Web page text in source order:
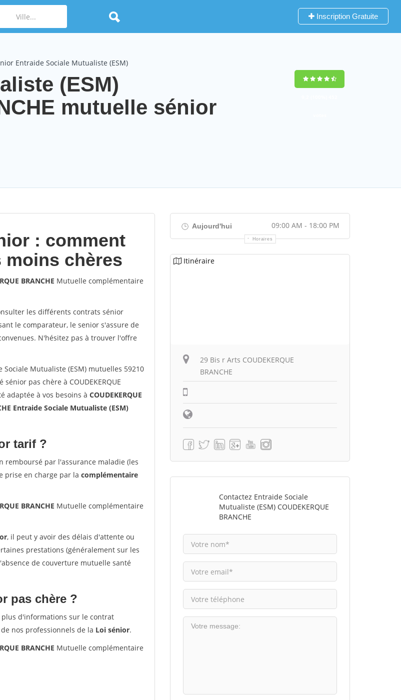
Inscription Gratuite
Entraide Sociale Mutualiste (ESM)
(ESM)
mutuelle sénior
: comment
chères
BRANCHE Mutuelle complémentaire
les différents contrats sénior
le comparateur, le senior s'assure de
N'hésitez pas à trouver l'offre
Mutualiste (ESM) mutuelles 59210
sénior pas chère à COUDEKERQUE
adaptée à vos besoins à COUDEKERQUE
Entraide Sociale Mutualiste (ESM)
tarif ?
remboursé par l'assurance maladie (les
prise en charge par la complémentaire
BRANCHE Mutuelle complémentaire
, il peut y avoir des délais d'attente ou
prestations (généralement sur les
de couverture mutuelle santé
pas chère ?
plus d'informations sur le contrat
nos professionnels de la Loi sénior.
BRANCHE Mutuelle complémentaire
Aujourd'hui 09:00 AM - 18:00 PM
Horaires
Itinéraire
29 Bis r Arts COUDEKERQUE
BRANCHE
Contactez Entraide Sociale
Mutualiste (ESM) COUDEKERQUE
BRANCHE